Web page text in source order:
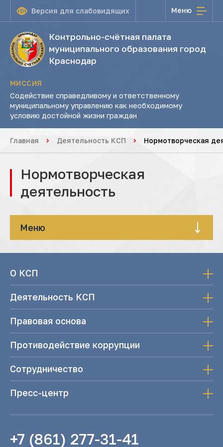
Версия для слабовидящих Меню
Контрольно-счётная палата
муниципального образования город
Краснодар
МИССИЯ
Содействие справедливому и ответственному
муниципальному управлению как необходимому
условию достойной жизни граждан
Главная Деятельность КСП Нормотворческая
Нормотворческая
деятельность
Меню
О КСП
Деятельность КСП
Правовая основа
Противодействие коррупции
Сотрудничество
Пресс-центр
+7 (861) 277-31-41